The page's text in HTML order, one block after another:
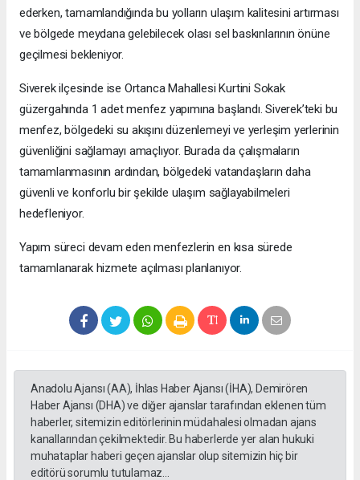
ederken, tamamlandığında bu yolların ulaşım kalitesini artırması
ve bölgede meydana gelebilecek olası sel baskınlarının önüne
geçilmesi bekleniyor.
Siverek ilçesinde ise Ortanca Mahallesi Kurtini Sokak
güzergahında 1 adet menfez yapımına başlandı. Siverek’teki bu
menfez, bölgedeki su akışını düzenlemeyi ve yerleşim yerlerinin
güvenliğini sağlamayı amaçlıyor. Burada da çalışmaların
tamamlanmasının ardından, bölgedeki vatandaşların daha
güvenli ve konforlu bir şekilde ulaşım sağlayabilmeleri
hedefleniyor.
Yapım süreci devam eden menfezlerin en kısa sürede
tamamlanarak hizmete açılması planlanıyor.
Anadolu Ajansı (AA), İhlas Haber Ajansı (İHA), Demirören
Haber Ajansı (DHA) ve diğer ajanslar tarafından eklenen tüm
haberler, sitemizin editörlerinin müdahalesi olmadan ajans
kanallarından çekilmektedir. Bu haberlerde yer alan hukuki
muhataplar haberi geçen ajanslar olup sitemizin hiç bir
editörü sorumlu tutulamaz...